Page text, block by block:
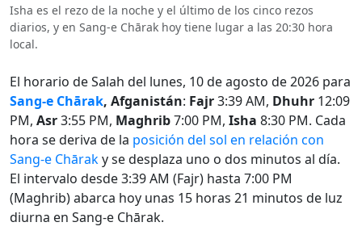
Isha es el rezo de la noche y el último de los cinco rezos
diarios, y en Sang-e Chārak hoy tiene lugar a las 20:30 hora
local.
El horario de Salah del lunes, 10 de agosto de 2026 para
Sang-e Chārak, Afganistán: Fajr3:39 AM, Dhuhr 12:09
PM, Asr3:55 PM, Maghrib7:00 PM, Isha 8:30 PM. Cada
hora se deriva de la posición del sol en relación con
Sang-e Chāraky se desplaza uno o dos minutos al día.
El intervalo desde 3:39 AM (Fajr) hasta 7:00 PM
(Maghrib) abarca hoy unas 15 horas 21 minutos de luz
diurna en Sang-e Chārak.